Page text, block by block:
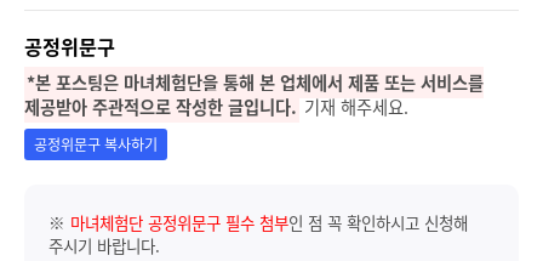
공정위문구
*본 포스팅은 마녀체험단을 통해 본 업체에서 제품 또는 서비스를
제공받아 주관적으로 작성한 글입니다. 기재 해주세요.
공정위문구 복사하기
※ 마녀체험단 공정위문구 필수 첨부인 점 꼭 확인하시고 신청해
주시기 바랍니다.